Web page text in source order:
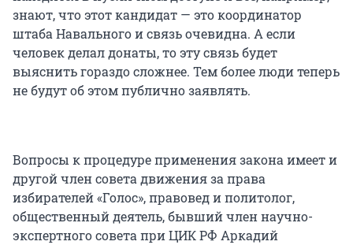
знают, что этот кандидат — это координатор
штаба Навального и связь очевидна. А если
человек делал донаты, то эту связь будет
выяснить гораздо сложнее. Тем более люди теперь
не будут об этом публично заявлять.
Вопросы к процедуре применения закона имеет и
другой член совета движения за права
избирателей «Голос», правовед и политолог,
общественный деятель, бывший член научно-
экспертного совета при ЦИК РФ Аркадий